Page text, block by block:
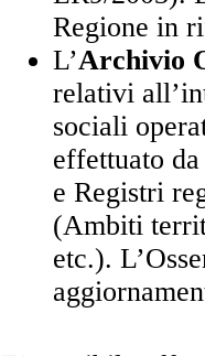
Regione in
L’Archivio
relativi
sociali
effettuato
e Registri
(Ambiti
etc.).